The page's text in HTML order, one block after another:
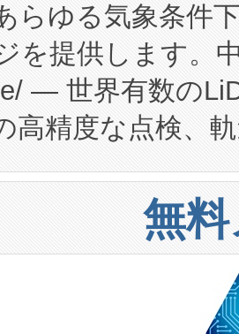
大幅に拡大する
Continuous
は、施設設計・
移転および知的
ニングカリキュ
用化段階におけ
び立ち上げ調整
のバイオ
品について、自
は、日本にあ
貯蔵システム（
自のAI搭載プラ
入、運用に至る
し、確保する事
データセンター
きな負担をかけ
軽減という課題
速にし、ピーク
らゆる気象条件
を提供します。
— 世界有数の
高精度な点検、
おけるバルク材
「Avia 2」を発
、1,000メート
を切り替えるこ
などの細かな対
無